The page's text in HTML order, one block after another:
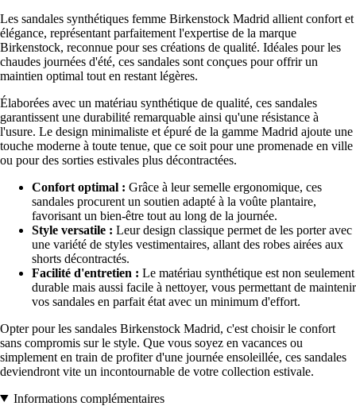
Les sandales synthétiques femme Birkenstock Madrid allient confort et
élégance, représentant parfaitement l'expertise de la marque
Birkenstock, reconnue pour ses créations de qualité. Idéales pour les
chaudes journées d'été, ces sandales sont conçues pour offrir un
maintien optimal tout en restant légères.
Élaborées avec un matériau synthétique de qualité, ces sandales
garantissent une durabilité remarquable ainsi qu'une résistance à
l'usure. Le design minimaliste et épuré de la gamme Madrid ajoute une
touche moderne à toute tenue, que ce soit pour une promenade en ville
ou pour des sorties estivales plus décontractées.
Confort optimal : Grâce à leur semelle ergonomique, ces
sandales procurent un soutien adapté à la voûte plantaire,
favorisant un bien-être tout au long de la journée.
Style versatile : Leur design classique permet de les porter avec
une variété de styles vestimentaires, allant des robes airées aux
shorts décontractés.
Facilité d'entretien : Le matériau synthétique est non seulement
durable mais aussi facile à nettoyer, vous permettant de maintenir
vos sandales en parfait état avec un minimum d'effort.
Opter pour les sandales Birkenstock Madrid, c'est choisir le confort
sans compromis sur le style. Que vous soyez en vacances ou
simplement en train de profiter d'une journée ensoleillée, ces sandales
deviendront vite un incontournable de votre collection estivale.
Informations complémentaires